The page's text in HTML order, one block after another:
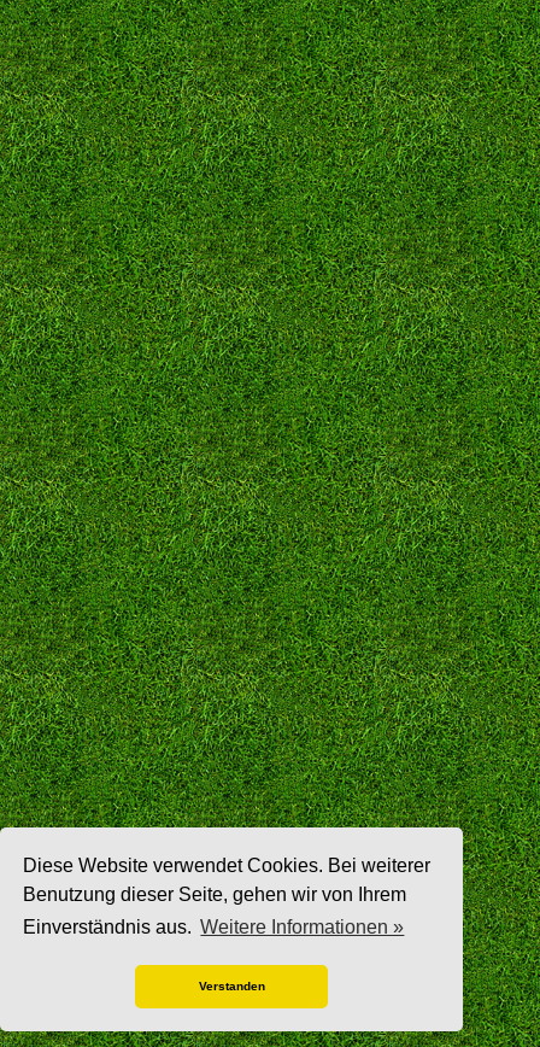
Diese Website verwendet Cookies. Bei weiterer
Benutzung dieser Seite, gehen wir von Ihrem
Einverständnis aus. Weitere Informationen »
Verstanden